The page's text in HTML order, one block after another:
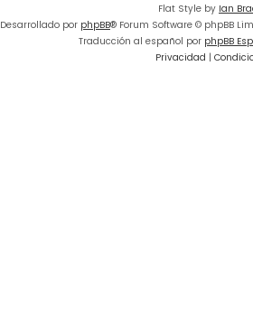
Flat Style by Ian
Desarrollado por phpBB® Forum Software © phpBB
Traducción al español por phpBB
Privacidad |